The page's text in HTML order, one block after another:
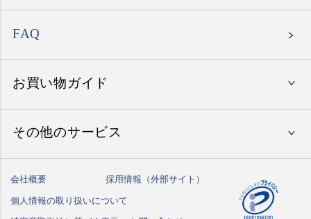
エグゼタイムプラチナム
たびもの撰華
〜80,000円
〜150,000円
150,001円〜
関東地方の温泉旅館
中部地方の温泉旅館
関西地方の温泉旅館
九州・沖縄の温泉旅館
関東地方のホテル
中部地方のホテル
関西地方のホテル
中国地方のホテル
九州・沖縄のホテル
関東地方でレストラン体験
中国・九州地方でレストラン体験
中部地方でゴルフ体験
関西地方でゴルフ体験
フェイスリフトアップ
FAQ
お買い物ガイド
初めての方へ
送料・お支払い方法
その他のサービス
ハガキ紛失の方はこちら
しきたりサイト
会社概要
採用情報（外部サイト）
個人情報の取り扱いについて